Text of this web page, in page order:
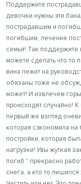
Поддержите
девочки нужны эти
пострадавшим и
погибшим, лечение
семья! Так
можете сделать что то
вина лежит на
обязаны тоже не
может! И извлечем
происходят случайно!
первый же взгляд
которая сэкономила
постройки, которая
нагрузки! Увы жуткая
погиб " прекрасно
снега, а кто то